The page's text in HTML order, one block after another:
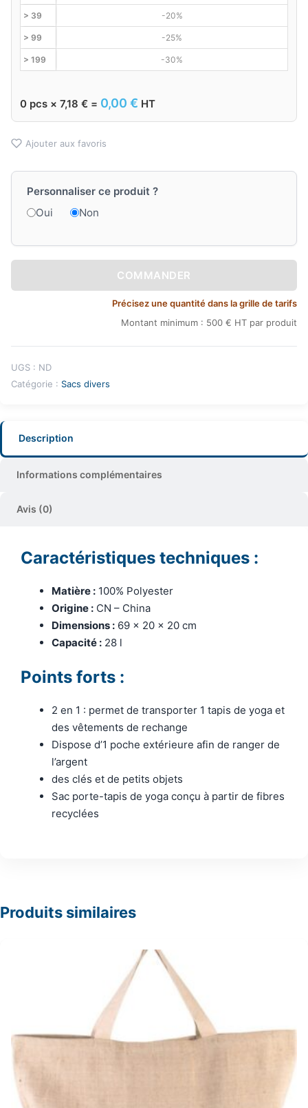
> 39 -20%
> 99 -25%
> 199 -30%
0 pcs × 7,18 € = 0,00 € HT
Ajouter aux favoris
Personnaliser ce produit ?
Oui
Non
COMMANDER
Précisez une quantité dans la grille de tarifs
Montant minimum : 500 € HT par produit
UGS : ND
Catégorie : Sacs divers
Description
Informations complémentaires
Avis (0)
Caractéristiques techniques :
Matière : 100% Polyester
Origine : CN – China
Dimensions : 69 x 20 x 20 cm
Capacité : 28 l
Points forts :
2 en 1 : permet de transporter 1 tapis de yoga et
des vêtements de rechange
Dispose d’1 poche extérieure afin de ranger de
l’argent
des clés et de petits objets
Sac porte-tapis de yoga conçu à partir de fibres
recyclées
Produits similaires